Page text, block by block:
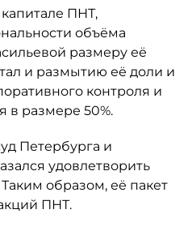
ПНТ,
объёма
размеру её
и размытию её доли и
контроля и
в размере 50%.
Петербурга и
удовлетворить
образом, её пакет
ПНТ.